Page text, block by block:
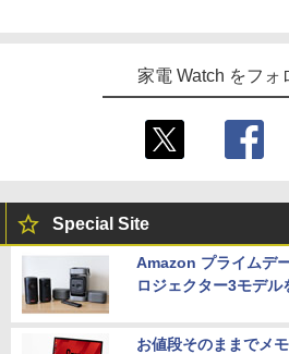
家電 Watch をフォ
Special Site
Amazon プライムデ
ロジェクター3モデル
お値段そのままでメ